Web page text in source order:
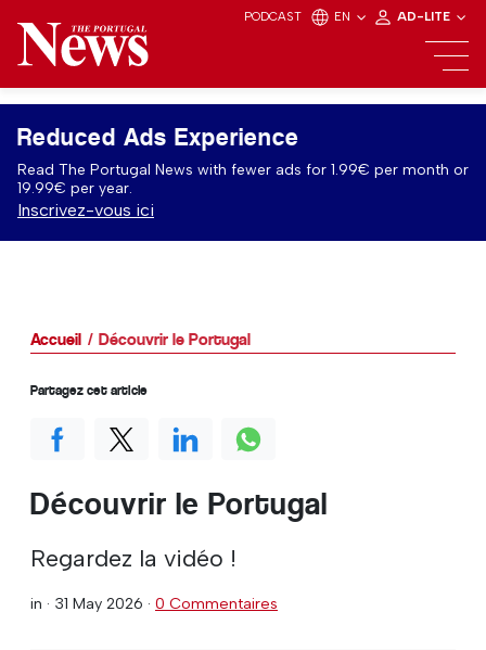
PODCAST EN AD-LITE
Reduced Ads Experience
Read The Portugal News with fewer ads for 1.99€ per month or
19.99€ per year.
Inscrivez-vous ici
Accueil Découvrir le Portugal
Découvrir le Portugal
Regardez la vidéo !
in · 31 May 2026 · 0 Commentaires
Partagez cet article